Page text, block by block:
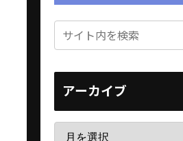
アーカイブ